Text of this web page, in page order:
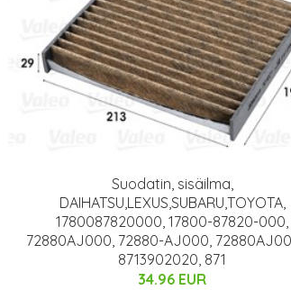
Suodatin, sisäilma,
DAIHATSU,LEXUS,SUBARU,TOYOTA,
1780087820000, 17800-87820-000,
72880AJ000, 72880-AJ000,
8713902020, 871
34.96 EUR